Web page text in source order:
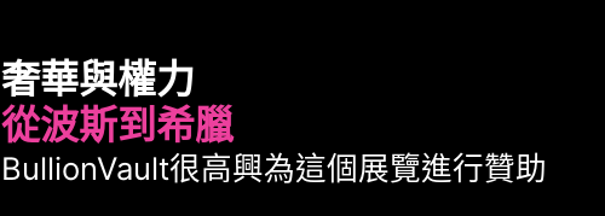
奢華與權力
從波斯到希臘
BullionVault很高興為這個展覽進行贊助